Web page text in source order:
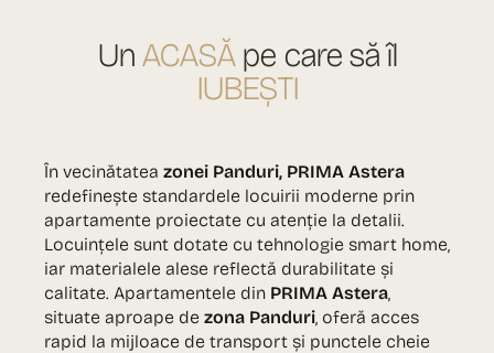
UnACASĂpe care să îl
IUBEȘTI
În vecinătatea zonei Panduri, PRIMA Astera
redefinește standardele locuirii moderne prin
apartamente proiectate cu atenție la detalii.
Locuințele sunt dotate cu tehnologie smart home,
iar materialele alese reflectă durabilitate și
calitate. Apartamentele din PRIMA Astera
situate aproape de zona Panduri , oferă acces
rapid la mijloace de transport și punctele cheie